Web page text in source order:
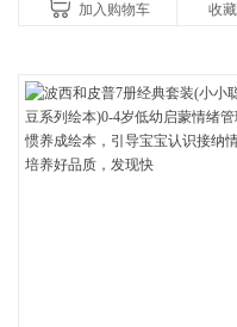
加入购物车 收藏